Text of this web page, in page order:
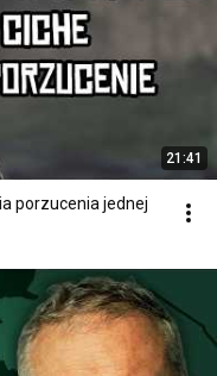
21:41